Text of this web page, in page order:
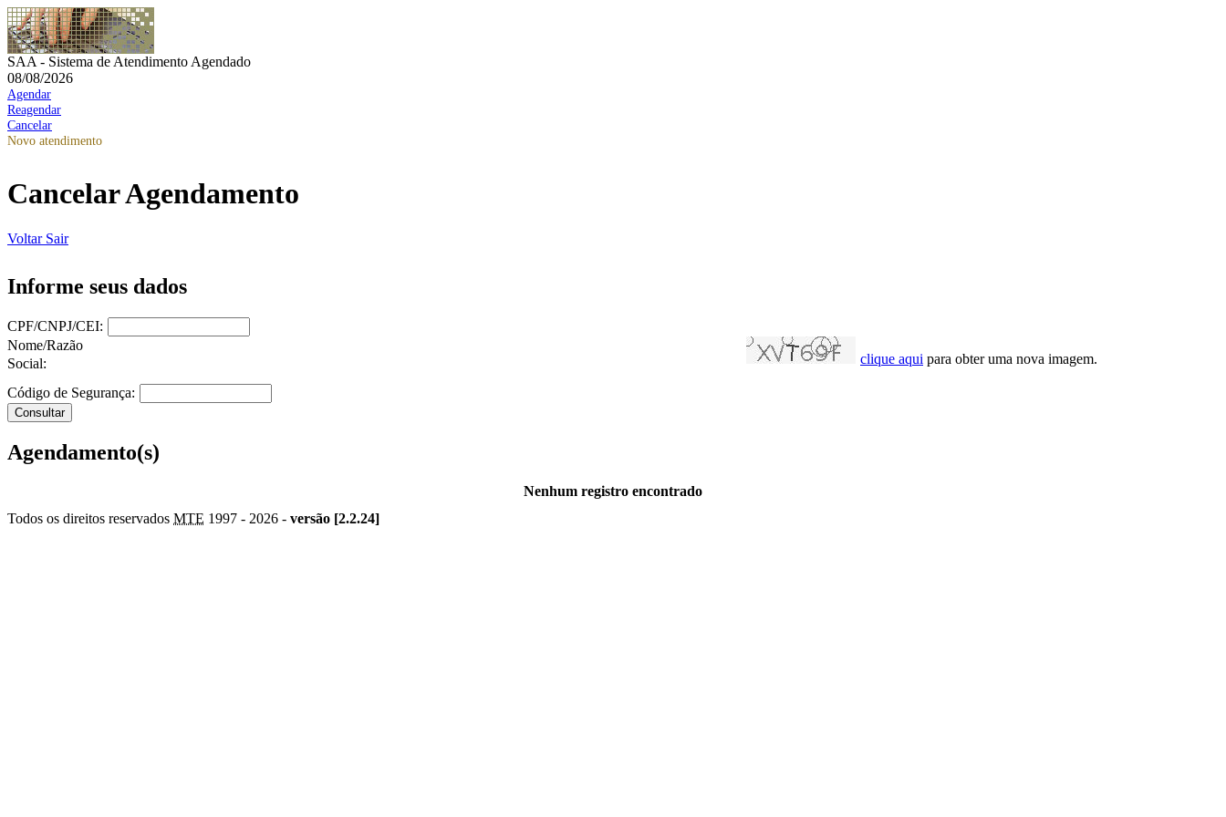
SAA - Sistema de Atendimento Agendado
08/08/2026
Agendar
Reagendar
Cancelar
Novo atendimento
Cancelar Agendamento
Voltar Sair
Informe seus dados
CPF/CNPJ/CEI:
Nome/Razão
Social:
clique aqui para obter uma nova imagem.
Código de Segurança:
Agendamento(s)
Nenhum registro encontrado
Todos os direitos reservados MTE 1997 - 2026 - versão [2.2.24]